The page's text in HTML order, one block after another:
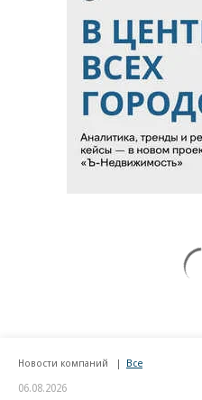
Новости компаний Все
06.08.2026